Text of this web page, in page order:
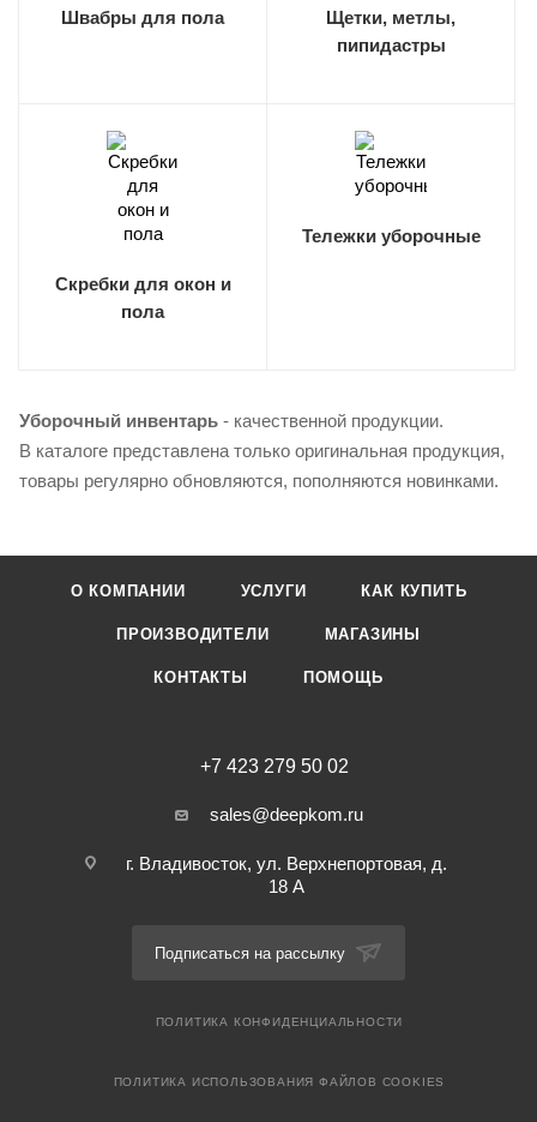
Швабры для пола
Щетки, метлы,
пипидастры
Скребки для окон и
пола
Тележки уборочные
Уборочный инвентарь - качественной продукции.
В каталоге представлена только оригинальная продукция,
товары регулярно обновляются, пополняются новинками.
О КОМПАНИИ УСЛУГИ КАК КУПИТЬ
ПРОИЗВОДИТЕЛИ МАГАЗИНЫ
КОНТАКТЫ ПОМОЩЬ
+7 423 279 50 02
sales@deepkom.ru
г. Владивосток, ул. Верхнепортовая, д.
18 А
Подписаться на рассылку
ПОЛИТИКА КОНФИДЕНЦИАЛЬНОСТИ
ПОЛИТИКА ИСПОЛЬЗОВАНИЯ ФАЙЛОВ COOKIES